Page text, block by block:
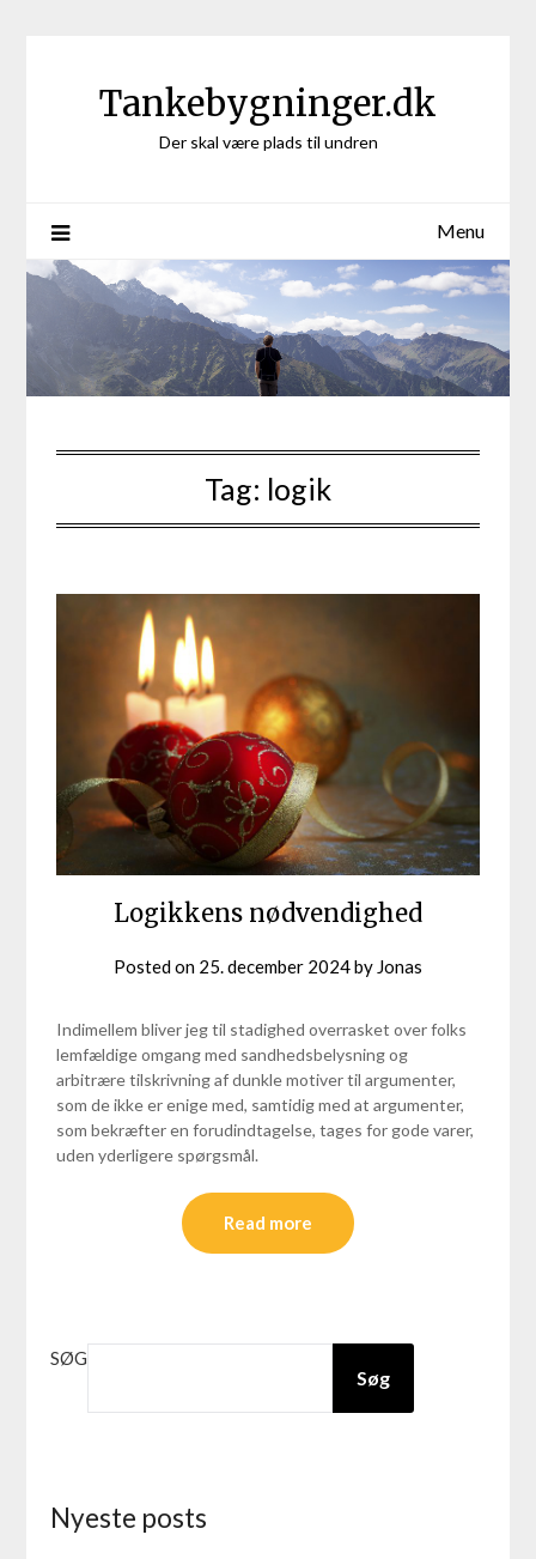
Tankebygninger.dk
Der skal være plads til undren
Menu
Tag: logik
Logikkens nødvendighed
Posted on 25. december 2024by Jonas
Indimellem bliver jeg til stadighed overrasket over folks
lemfældige omgang med sandhedsbelysning og
arbitrære tilskrivning af dunkle motiver til argumenter,
som de ikke er enige med, samtidig med at argumenter,
som bekræfter en forudindtagelse, tages for gode varer,
uden yderligere spørgsmål.
Read more
SØG
Søg
Nyeste posts